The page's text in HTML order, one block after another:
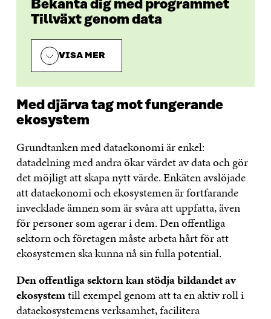
Bekanta dig med programmet
Tillväxt genom data
VISA MER
Med djärva tag mot fungerande
ekosystem
Grundtanken med dataekonomi är enkel:
datadelning med andra ökar värdet av data och gör
det möjligt att skapa nytt värde. Enkäten avslöjade
att dataekonomi och ekosystemen är fortfarande
invecklade ämnen som är svåra att uppfatta, även
för personer som agerar i dem. Den offentliga
sektorn och företagen måste arbeta hårt för att
ekosystemen ska kunna nå sin fulla potential.
Den offentliga sektorn kan stödja bildandet av
ekosystemtill exempel genom att ta en aktiv roll i
dataekosystemens verksamhet, facilitera